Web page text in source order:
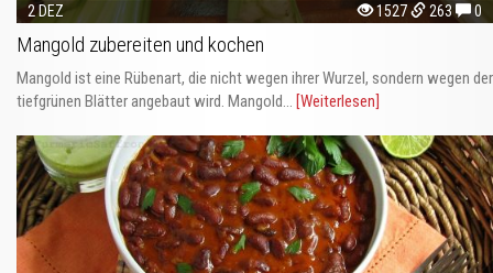
2 DEZ 1527 263 0
Mangold zubereiten und kochen
Mangold ist eine Rübenart, die nicht wegen ihrer Wurzel, sondern wegen der
tiefgrünen Blätter angebaut wird. Mangold...
[Weiterlesen]